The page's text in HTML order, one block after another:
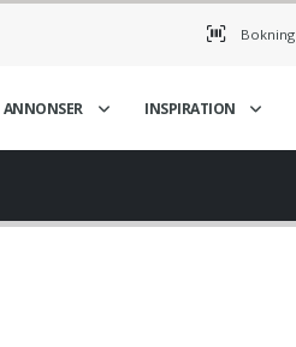
Bokning
ANNONSER INSPIRATION